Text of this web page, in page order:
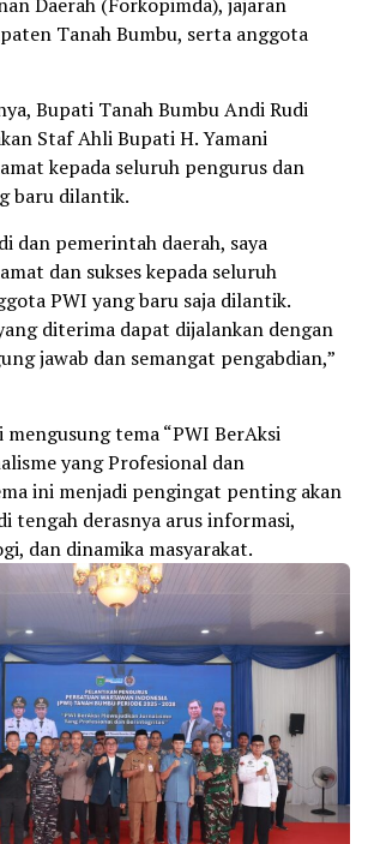
Tanah Bumbu, serta anggota
Bupati Tanah Bumbu Andi Rudi
Staf Ahli Bupati H. Yamani
kepada seluruh pengurus dan
baru dilantik.
dan pemerintah daerah, saya
dan sukses kepada seluruh
PWI yang baru saja dilantik.
diterima dapat dijalankan dengan
jawab dan semangat pengabdian,”
tema “PWI BerAksi
yang Profesional dan
ini menjadi pengingat penting akan
tengah derasnya arus informasi,
dan dinamika masyarakat.